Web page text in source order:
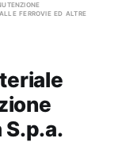
alle ferrovie ed altre